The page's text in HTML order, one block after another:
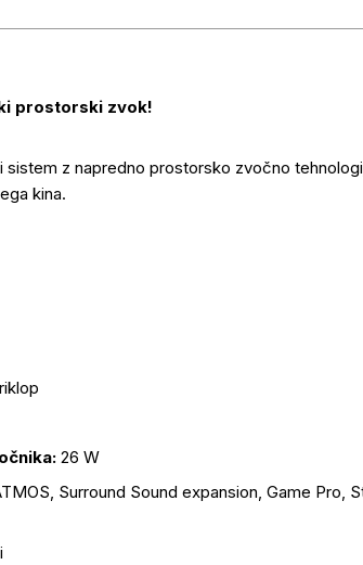
prostorski zvok!
z napredno prostorsko zvočno
kina.
26 W
Surround Sound expansion, Game Pro,